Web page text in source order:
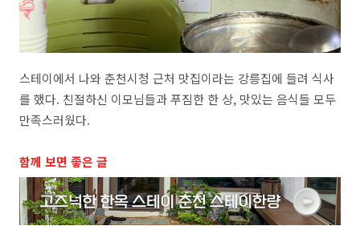
스테이에서 나와 춘천시청 근처 맛집이라는 강릉집에 들려 식사
를 했다. 친절하신 이모님들과 푸짐한 한 상, 맛있는 음식들 모두
만족스러웠다.
함께 보면 좋은 글